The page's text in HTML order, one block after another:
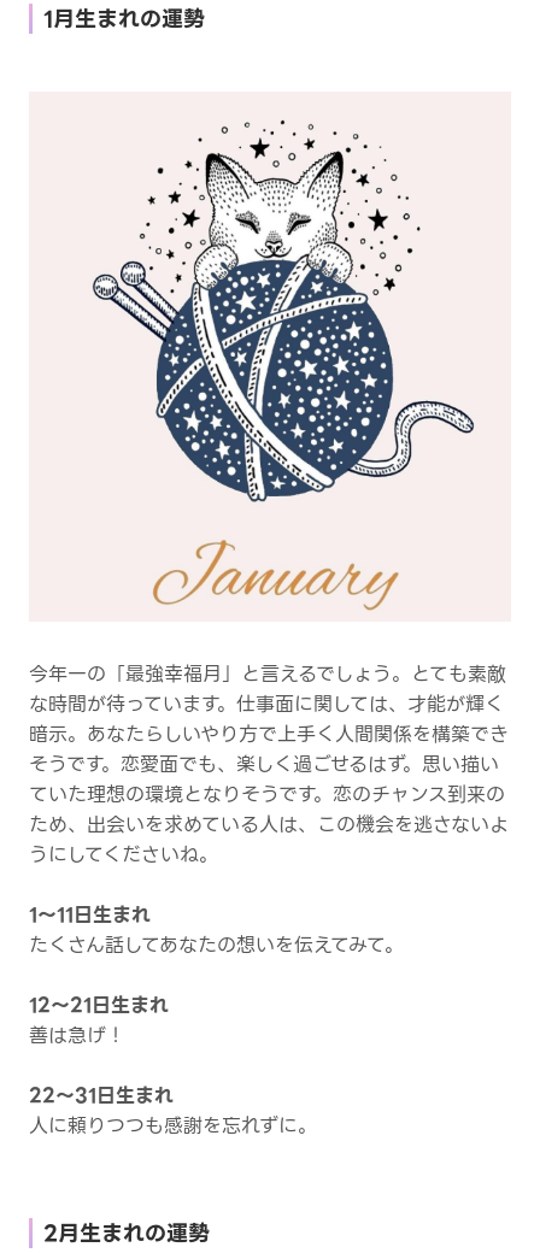
1月生まれの運勢
今年一の「最強幸福月」と言えるでしょう。とても素敵
な時間が待っています。仕事面に関しては、才能が輝く
暗示。あなたらしいやり方で上手く人間関係を構築でき
そうです。恋愛面でも、楽しく過ごせるはず。思い描い
ていた理想の環境となりそうです。恋のチャンス到来の
ため、出会いを求めている人は、この機会を逃さないよ
うにしてくださいね。
1～11日生まれ
たくさん話してあなたの想いを伝えてみて。
12～21日生まれ
善は急げ！
22～31日生まれ
人に頼りつつも感謝を忘れずに。
2月生まれの運勢